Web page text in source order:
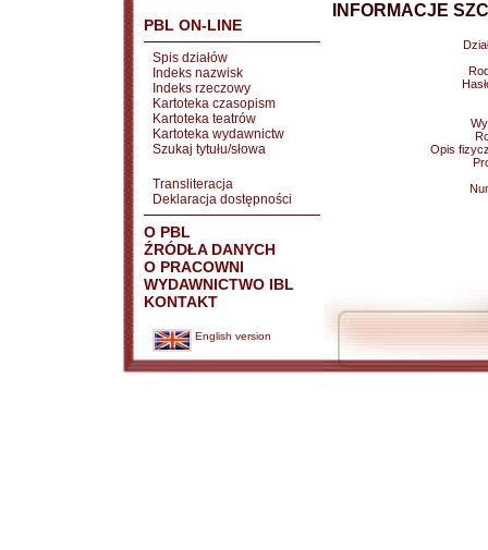
PBL ON-LINE
Spis działów
Indeks nazwisk
Indeks rzeczowy
Kartoteka czasopism
Kartoteka teatrów
Kartoteka wydawnictw
Szukaj tytułu/słowa
Transliteracja
Deklaracja dostępności
O PBL
ŹRÓDŁA DANYCH
O PRACOWNI
WYDAWNICTWO IBL
KONTAKT
English version
INFORMACJE
Opis